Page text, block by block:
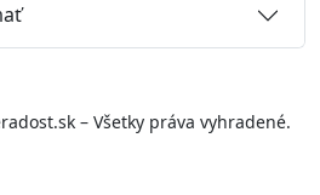
– Všetky práva vyhradené.